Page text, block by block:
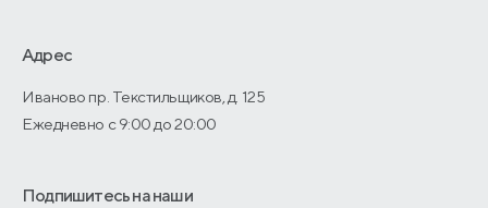
О производстве
Адрес
Иваново пр. Текстильщиков, д. 125
Ежедневно с 9:00 до 20:00
Подпишитесь на наши